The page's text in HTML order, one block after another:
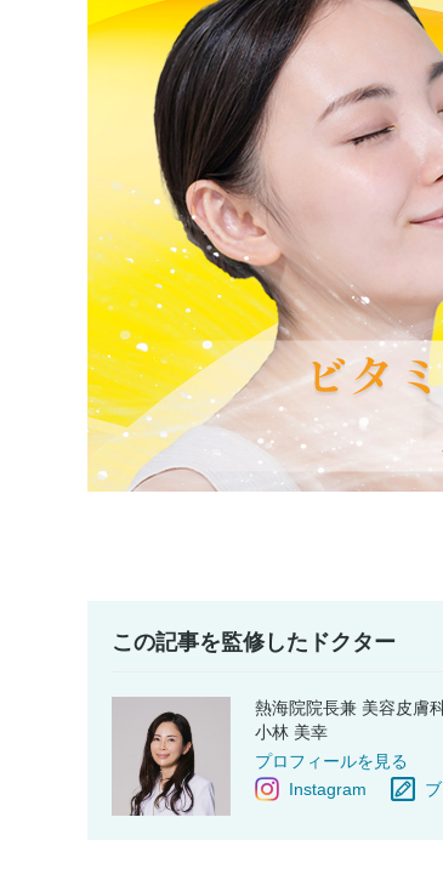
この記事を監修したドクター
熱海院院長兼 美容皮膚
小林 美幸
プロフィールを見る
Instagram